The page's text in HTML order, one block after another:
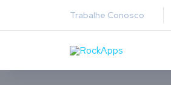
Trabalhe Conosco